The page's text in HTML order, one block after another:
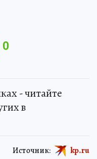
0
- читайте
в
Источник: kp.ru